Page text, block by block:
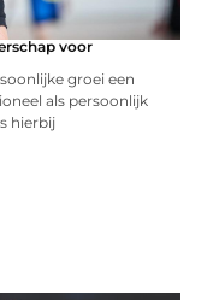
voor
groei een
als persoonlijk
hierbij